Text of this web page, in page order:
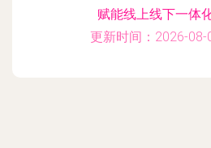
赋能线上线下一体
更新时间：2026-08-